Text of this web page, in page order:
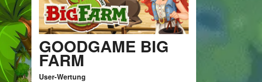
GOODGAME BIG
FARM
User-Wertung